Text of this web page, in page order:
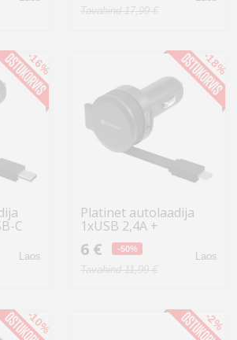
Tavahind 17,99 €
C
Laos
-16%
Platinet autolaadija
1xUSB 2,4A +
microUSB kaabel
(44650)
6 € -50%
Tavahind 11,99 €
Laos
-18%
-10% -2%